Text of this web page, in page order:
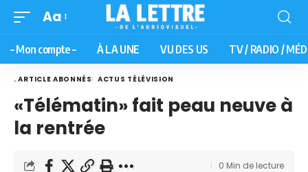
Aa
– Mon compte – À LA UNE VU DES US TV / RADIO /
. ARTICLE ABONNÉS ACTUS TÉLÉVISION
«Télématin» fait peau neuve à
la rentrée
0 Min de lecture